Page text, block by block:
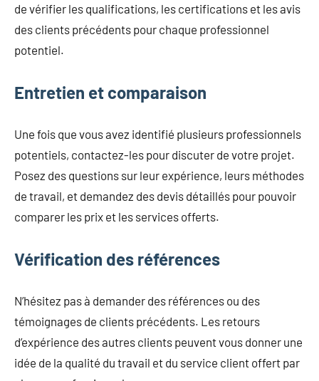
de vérifier les qualifications, les certifications et les avis
des clients précédents pour chaque professionnel
potentiel.
Entretien et comparaison
Une fois que vous avez identifié plusieurs professionnels
potentiels, contactez-les pour discuter de votre projet.
Posez des questions sur leur expérience, leurs méthodes
de travail, et demandez des devis détaillés pour pouvoir
comparer les prix et les services offerts.
Vérification des références
N’hésitez pas à demander des références ou des
témoignages de clients précédents. Les retours
d’expérience des autres clients peuvent vous donner une
idée de la qualité du travail et du service client offert par